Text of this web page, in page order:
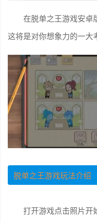
在脱单之王游戏安卓
这将是对你想象力的一大
脱单之王游戏玩法介绍
打开游戏点击照片开